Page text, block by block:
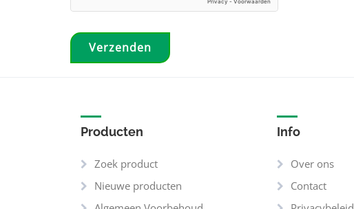
Producten
Zoek product
Nieuwe producten
Info
Over ons
Contact